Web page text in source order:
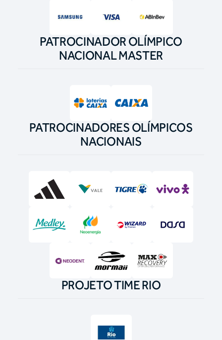
PATROCINADOR OLÍMPICO
NACIONAL MASTER
PATROCINADORES OLÍMPICOS
NACIONAIS
PROJETO TIME RIO